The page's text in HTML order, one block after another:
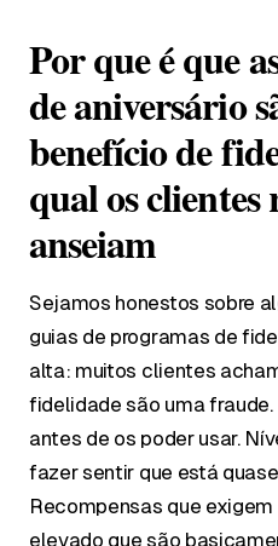
Por que é que
de aniversário
benefício de
qual os clientes
anseiam
Sejamos honestos sobre
guias de programas de
alta: muitos clientes
fidelidade são uma
antes de os poder usar.
fazer sentir que está
Recompensas que
elevado que são